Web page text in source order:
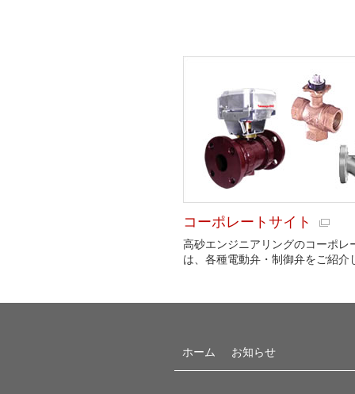
コーポレートサイト
高砂エンジニアリングのコーポレ
は、各種電動弁・制御弁をご紹介
ホーム お知らせ